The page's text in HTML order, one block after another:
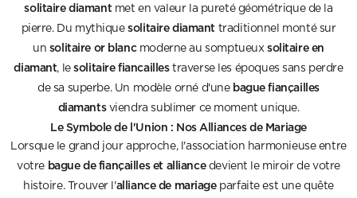
solitaire diamant met en valeur la pureté géométrique de la
pierre. Du mythiquesolitaire diamant traditionnel monté sur
un solitaire or blancmoderne au somptueux solitaire en
diamant, lesolitaire fiancaillestraverse les époques sans perdre
de sa superbe. Un modèle orné d'une bague fiançailles
diamantsviendra sublimer ce moment unique.
Le Symbole de l'Union : Nos Alliances de Mariage
Lorsque le grand jour approche, l'association harmonieuse entre
votre bague de fiançailles et alliancedevient le miroir de votre
histoire. Trouver l'alliance de mariageparfaite est une quête